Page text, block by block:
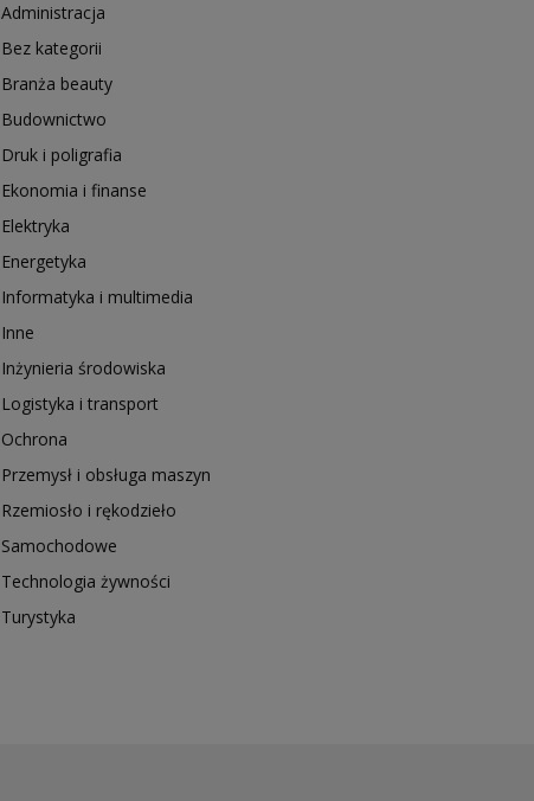
Administracja
Bez kategorii
Branża beauty
Budownictwo
Druk i poligrafia
Ekonomia i finanse
Elektryka
Energetyka
Informatyka i multimedia
Inne
Inżynieria środowiska
Logistyka i transport
Ochrona
Przemysł i obsługa maszyn
Rzemiosło i rękodzieło
Samochodowe
Technologia żywności
Turystyka